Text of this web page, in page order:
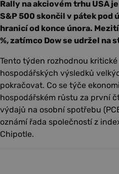
Rally na akciovém trhu USA
S&P 500 skončil v pátek pod
hranicí od konce února.
%, zatímco Dow se udržel na
Tento týden rozhodnou
hospodářských výsledků
pokračovat. Co se týče
hospodářském růstu za první
výdajů na osobní spotřebu
oznámí řada společností z
Chipotle.